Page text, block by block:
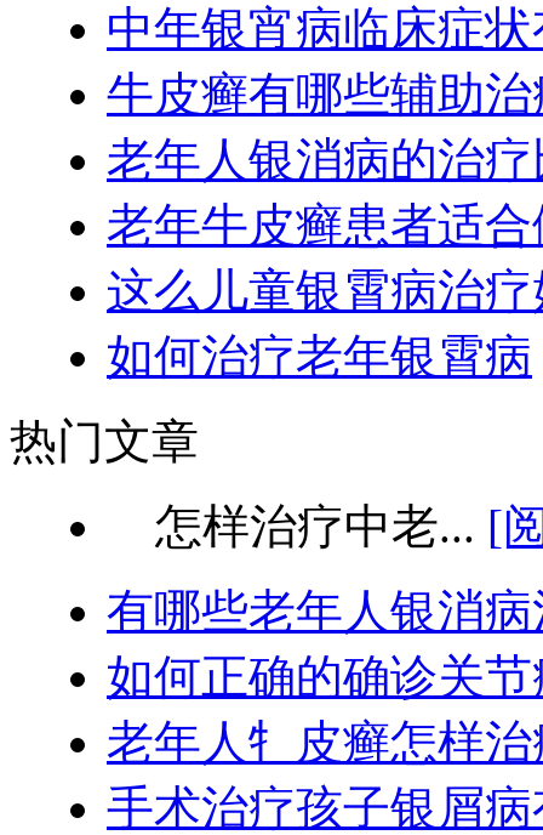
中年银宵病临床症
牛皮癣有哪些辅助治
老年人银消病的治
老年牛皮癣患者适
这么儿童银霄病治疗
如何治疗老年银霄病
热门文章
怎样治疗中老... [
有哪些老年人银消
如何正确的确诊关
老年人牜皮癣怎样
手术治疗孩子银屑